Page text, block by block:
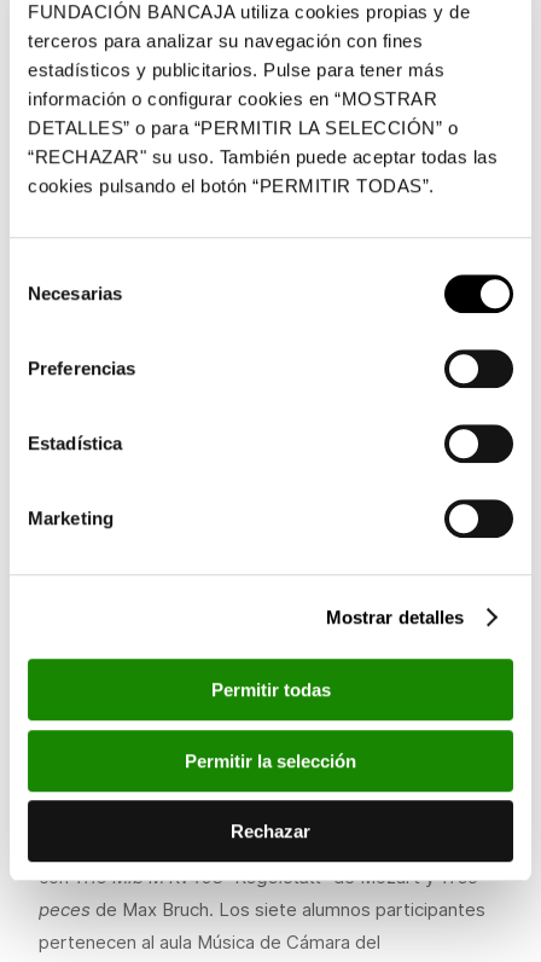
FUNDACIÓN BANCAJA utiliza cookies propias y de
terceros para analizar su navegación con fines
estadísticos y publicitarios. Pulse para tener más
información o configurar cookies en “MOSTRAR
DETALLES” o para “PERMITIR LA SELECCIÓN” o
“RECHAZAR" su uso. También puede aceptar todas las
cookies pulsando el botón “PERMITIR TODAS”.
Necesarias
Preferencias
Estadística
Marketing
Mostrar detalles
Permitir todas
Permitir la selección
Rechazar
Alumnos del Conservatorio Superior de Música Joaquín
abril un concierto de música de cámara dentro del
Fundación Bancaja con la colaboración del
conservatorio, la Fundación Eutherpe, el campus en
Valencia de Berklee y Pavasal. Los jóvenes músicos
interpretarán piezas de Jacques Ibert, Astor Piazzolla,
Violeta Bataller (flauta) y Carles Ródenas (guitarra)
Historia del tangode Astor Piazzola. Luis
Silvestre López (viola) y Anna Blanes Navio (piano)
conTrio Mib M Kv498 “Kegelstatt”de Mozart yTres
peces de Max Bruch. Los siete alumnos participantes
pertenecen al aula Música de Cámara del